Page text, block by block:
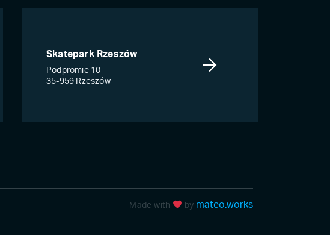
Skatepark Rzeszów
Podpromie 10
35-959 Rzeszów
Made with by mateo.works